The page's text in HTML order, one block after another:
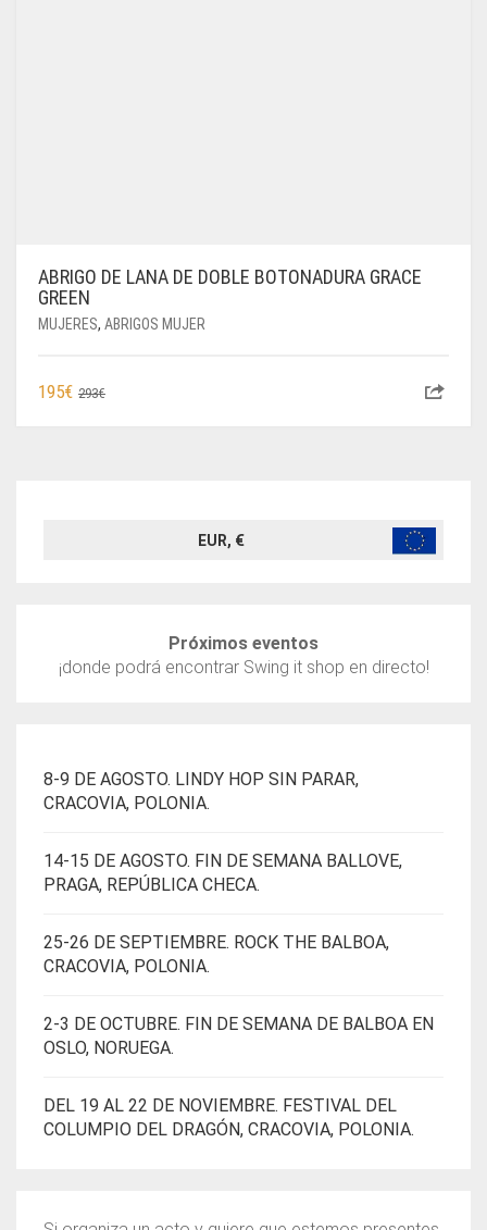
ABRIGO DE LANA DE DOBLE BOTONADURA GRACE
GREEN
MUJERES, ABRIGOS MUJER
293€EL
195€
EL
EUR, €
Próximos eventos
¡donde podrá encontrar Swing it shop en directo!
8-9 DE AGOSTO. LINDY HOP SIN PARAR,
CRACOVIA, POLONIA.
14-15 DE AGOSTO. FIN DE SEMANA BALLOVE,
PRAGA, REPÚBLICA CHECA.
25-26 DE SEPTIEMBRE. ROCK THE BALBOA,
CRACOVIA, POLONIA.
2-3 DE OCTUBRE. FIN DE SEMANA DE BALBOA EN
OSLO, NORUEGA.
DEL 19 AL 22 DE NOVIEMBRE. FESTIVAL DEL
COLUMPIO DEL DRAGÓN, CRACOVIA, POLONIA.